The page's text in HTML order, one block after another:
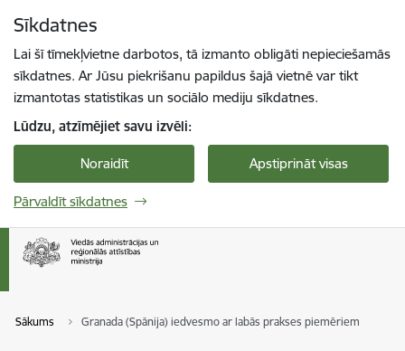
Sīkdatnes
Lai šī tīmekļvietne darbotos, tā izmanto obligāti nepieciešamās
sīkdatnes. Ar Jūsu piekrišanu papildus šajā vietnē var tikt
izmantotas statistikas un sociālo mediju sīkdatnes.
Lūdzu, atzīmējiet savu izvēli:
Noraidīt Apstiprināt visas
Pārvaldīt sīkdatnes
Sākums Granada (Spānija) iedvesmo ar labās prakses piemēriem